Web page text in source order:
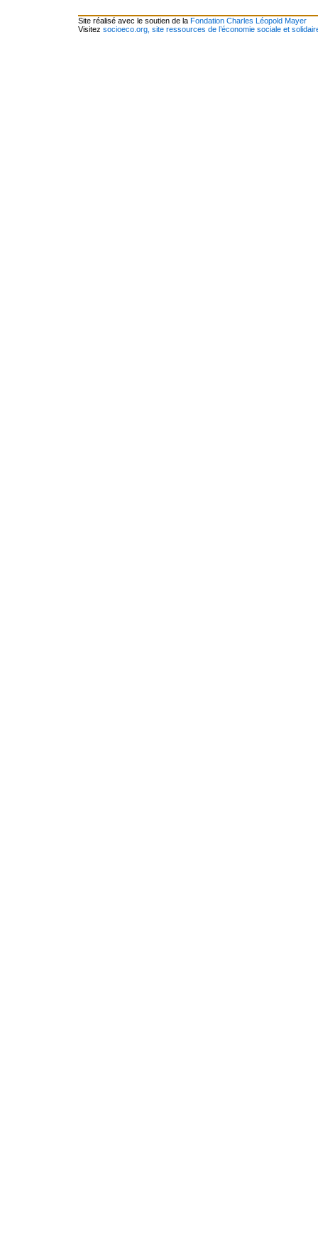
Site réalisé avec le soutien de la Fondation Charles Léopold Mayer
Visitez socioeco.org, site ressources de l’économie sociale et